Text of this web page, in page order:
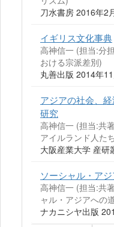
刀水書房 2016年2
イギリス文化事典
高神信一 (担当:分
おける宗派差別)
丸善出版 2014年11
アジアの社会、
研究
高神信一 (担当:共
アイルランド人た
大阪産業大学 産研
ソーシャル・ア
高神信一 (担当:共
ャル・アジアへの
ナカニシヤ出版